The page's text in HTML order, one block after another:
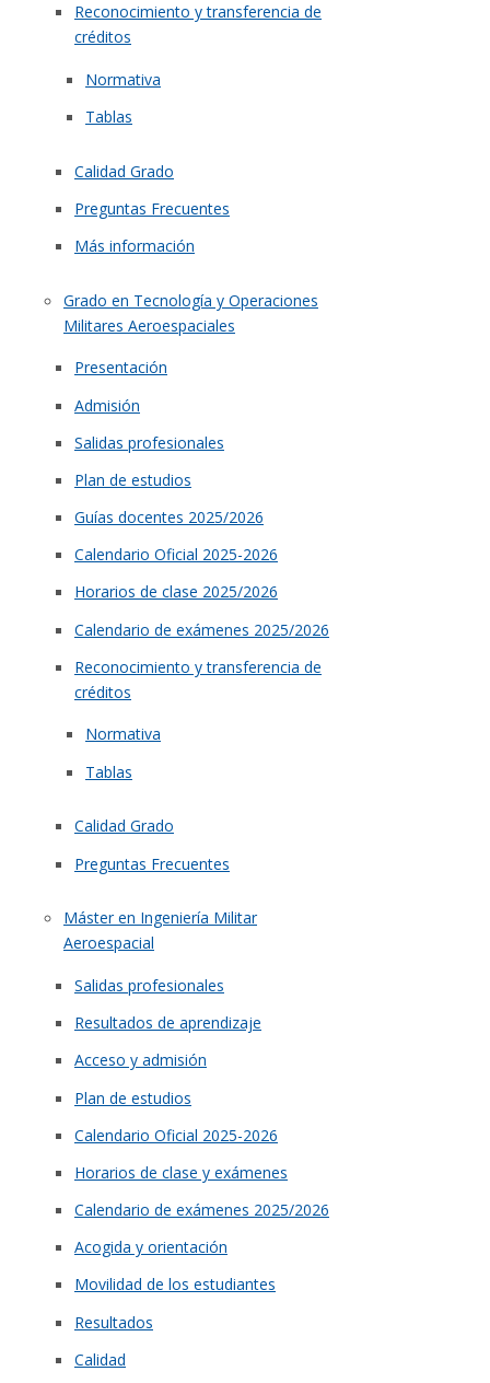
Reconocimiento y transferencia de
créditos
Normativa
Tablas
Calidad Grado
Preguntas Frecuentes
Más información
Grado en Tecnología y Operaciones
Militares Aeroespaciales
Presentación
Admisión
Salidas profesionales
Plan de estudios
Guías docentes 2025/2026
Calendario Oficial 2025-2026
Horarios de clase 2025/2026
Calendario de exámenes 2025/2026
Reconocimiento y transferencia de
créditos
Normativa
Tablas
Calidad Grado
Preguntas Frecuentes
Máster en Ingeniería Militar
Aeroespacial
Salidas profesionales
Resultados de aprendizaje
Acceso y admisión
Plan de estudios
Calendario Oficial 2025-2026
Horarios de clase y exámenes
Calendario de exámenes 2025/2026
Acogida y orientación
Movilidad de los estudiantes
Resultados
Calidad